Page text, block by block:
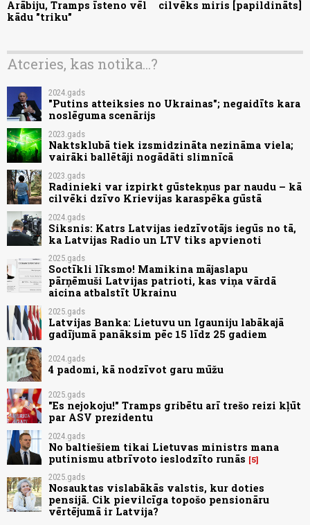
Arābiju, Tramps īsteno vēl
kādu "triku"
cilvēks miris [papildināts]
Atceries, kas notika...?
2024.gads
"Putins atteiksies no Ukrainas"; negaidīts kara
noslēguma scenārijs
2023.gads
Naktsklubā tiek izsmidzināta nezināma viela;
vairāki ballētāji nogādāti slimnīcā
2023.gads
Radinieki var izpirkt gūstekņus par naudu – kā
cilvēki dzīvo Krievijas karaspēka gūstā
2024.gads
Siksnis: Katrs Latvijas iedzīvotājs iegūs no tā,
ka Latvijas Radio un LTV tiks apvienoti
2025.gads
Soctīkli līksmo! Mamikina mājaslapu
pārņēmuši Latvijas patrioti, kas viņa vārdā
aicina atbalstīt Ukrainu
2025.gads
Latvijas Banka: Lietuvu un Igauniju labākajā
gadījumā panāksim pēc 15 līdz 25 gadiem
2024.gads
4 padomi, kā nodzīvot garu mūžu
2025.gads
"Es nejokoju!" Tramps gribētu arī trešo reizi kļūt
par ASV prezidentu
2024.gads
No baltiešiem tikai Lietuvas ministrs mana
putinismu atbrīvoto ieslodzīto runās
5
2025.gads
Nosauktas vislabākās valstis, kur doties
pensijā. Cik pievilcīga topošo pensionāru
vērtējumā ir Latvija?